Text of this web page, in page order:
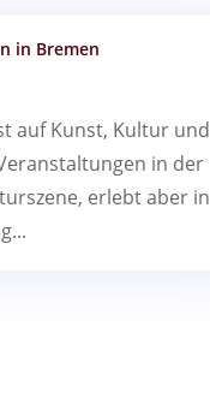
in Bremen
auf Kunst, Kultur und
in der
erlebt aber in